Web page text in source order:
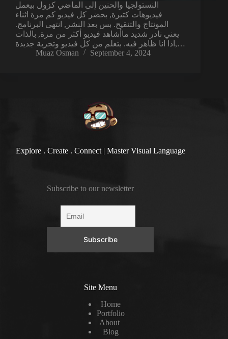
النستولجيا والحنين إلى الماضي كزول بيعمل
فيديوهات كتيرة, بحضر كل فيديو كم مرة اثناء
المونتاج والتنقيح. بس بعد النشر, انتهى البرنامج.
يعني نادر شديد ماأشاهد فيديو أكثر من مرة, بالذات
اذا انا ظاهر فيه. بتعلم من كل فيديو وتجربة جديدة,…
Muaz Osman
September 4, 2024
Explore . Create . Connect | Master Visual Language
Subscribe to our newsletter
Site Menu
Home
Portfolio
About
Blog